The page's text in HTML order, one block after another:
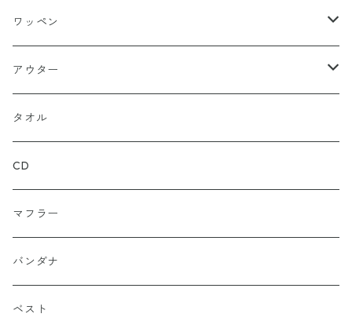
ハット
パーカー
ジップアップ
プルオーバー
ロンＴ
総柄
タンクトップ
セーター
ポロシャツ
半袖
長袖
ストレート
ルーズ
ネイビー
グレー
ゴールド（金）
カーキグリーン
カーキーベージュ
ブルー
ワイン
ワッペン
ロゴ
キャラクター
アシュラ
家紋
丸型
炎（ファイア）
四角型
アウター
ジャケット
タオル
CD
マフラー
バンダナ
ベスト